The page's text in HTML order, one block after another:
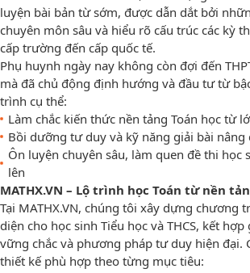
luyện bài bản từ sớm, được dẫn dắt bởi
chuyên môn sâu và hiểu rõ cấu trúc các kỳ
cấp trường đến cấp quốc tế.
Phụ huynh ngày nay không còn đợi đến
mà đã chủ động định hướng và đầu tư từ
trình cụ thể:
Làm chắc kiến thức nền tảng Toán học từ
Bồi dưỡng tư duy và kỹ năng giải bài nâng
Ôn luyện chuyên sâu, làm quen đề thi
lên
MATHX.VN – Lộ trình học Toán từ nền
Tại MATHX.VN, chúng tôi xây dựng chương
diện cho học sinh Tiểu học và THCS, kết
vững chắc và phương pháp tư duy hiện đại.
thiết kế phù hợp theo từng mục tiêu: